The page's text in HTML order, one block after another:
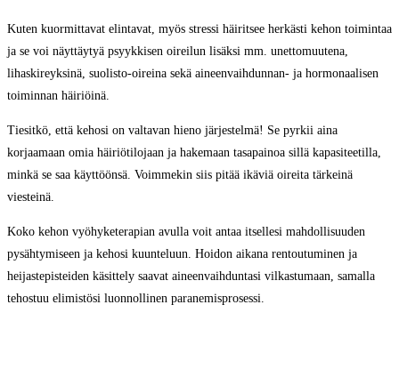
Kuten kuormittavat elintavat, myös stressi häiritsee herkästi kehon toimintaa
ja se voi näyttäytyä psyykkisen oireilun lisäksi mm. unettomuutena,
lihaskireyksinä, suolisto-oireina sekä aineenvaihdunnan- ja hormonaalisen
toiminnan häiriöinä.
Tiesitkö, että kehosi on valtavan hieno järjestelmä! Se pyrkii aina
korjaamaan omia häiriötilojaan ja hakemaan tasapainoa sillä kapasiteetilla,
minkä se saa käyttöönsä. Voimmekin siis pitää ikäviä oireita tärkeinä
viesteinä.
Koko kehon vyöhyketerapian avulla voit antaa itsellesi mahdollisuuden
pysähtymiseen ja kehosi kuunteluun. Hoidon aikana rentoutuminen ja
heijastepisteiden käsittely saavat aineenvaihduntasi vilkastumaan, samalla
tehostuu elimistösi luonnollinen paranemisprosessi.